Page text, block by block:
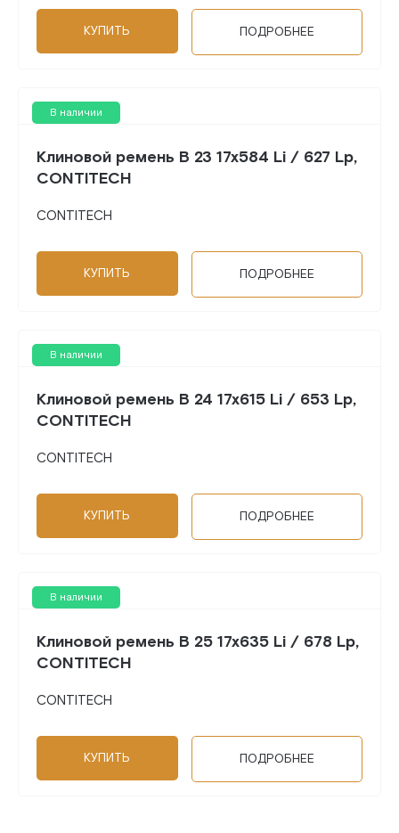
КУПИТЬ ПОДРОБНЕЕ
В наличии
Клиновой ремень B 23 17x584 Li / 627 Lp,
CONTITECH
CONTITECH
КУПИТЬ ПОДРОБНЕЕ
В наличии
Клиновой ремень B 24 17x615 Li / 653 Lp,
CONTITECH
CONTITECH
КУПИТЬ ПОДРОБНЕЕ
В наличии
Клиновой ремень B 25 17x635 Li / 678 Lp,
CONTITECH
CONTITECH
КУПИТЬ ПОДРОБНЕЕ